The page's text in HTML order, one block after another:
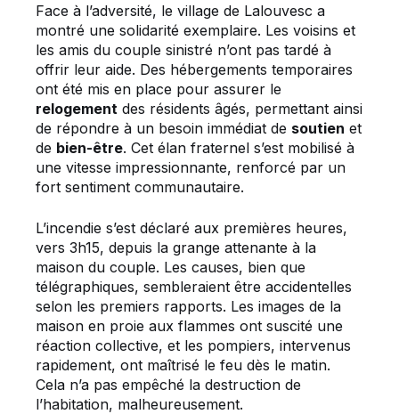
Face à l’adversité, le village de Lalouvesc a
montré une solidarité exemplaire. Les voisins et
les amis du couple sinistré n’ont pas tardé à
offrir leur aide. Des hébergements temporaires
ont été mis en place pour assurer le
relogement des résidents âgés, permettant ainsi
de répondre à un besoin immédiat de soutien et
de bien-être. Cet élan fraternel s’est mobilisé à
une vitesse impressionnante, renforcé par un
fort sentiment communautaire.
L’incendie s’est déclaré aux premières heures,
vers 3h15, depuis la grange attenante à la
maison du couple. Les causes, bien que
télégraphiques, sembleraient être accidentelles
selon les premiers rapports. Les images de la
maison en proie aux flammes ont suscité une
réaction collective, et les pompiers, intervenus
rapidement, ont maîtrisé le feu dès le matin.
Cela n’a pas empêché la destruction de
l’habitation, malheureusement.